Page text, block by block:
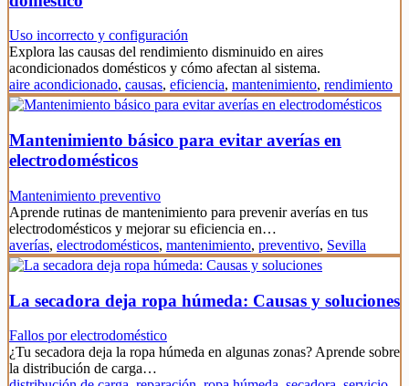
Uso incorrecto y configuración
Explora las causas del rendimiento disminuido en aires
acondicionados domésticos y cómo afectan al sistema.
aire acondicionado, causas, eficiencia, mantenimiento, rendimiento
Mantenimiento básico para evitar averías en
electrodomésticos
Mantenimiento preventivo
Aprende rutinas de mantenimiento para prevenir averías en tus
electrodomésticos y mejorar su eficiencia en…
averías, electrodomésticos, mantenimiento, preventivo, Sevilla
La secadora deja ropa húmeda: Causas y soluciones
Fallos por electrodoméstico
¿Tu secadora deja la ropa húmeda en algunas zonas? Aprende sobre
la distribución de carga…